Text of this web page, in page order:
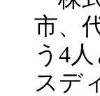
市、
う4
スデ